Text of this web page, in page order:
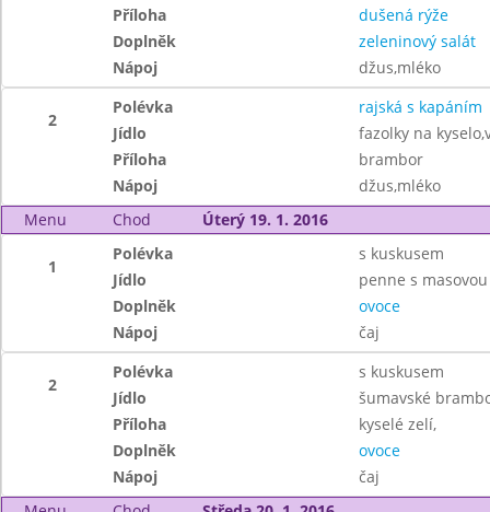
Příloha
dušená rýže
Doplněk
zeleninový salát
Nápoj
džus,mléko
2
Polévka
rajská s kapáním
Jídlo
fazolky na
Příloha
brambor
Nápoj
džus,mléko
Menu
Chod Úterý 19. 1. 2016
1
Polévka
s kuskusem
Jídlo
penne s
Doplněk
ovoce
Nápoj
čaj
2
Polévka
s kuskusem
Jídlo
šumavské
Příloha
kyselé zelí,
Doplněk
ovoce
Nápoj
čaj